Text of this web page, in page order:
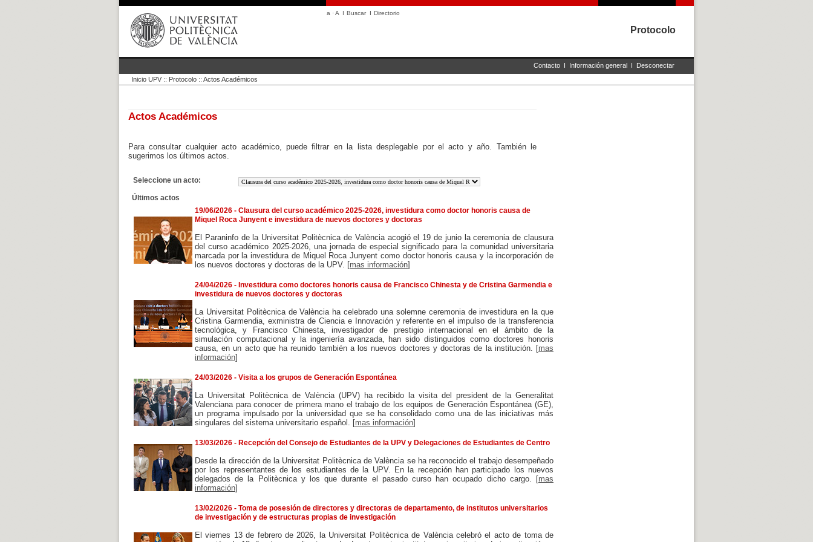
a ·A I BuscarI Directorio
Protocolo
Contacto I Información general I Desconectar
Inicio UPV :: Protocolo :: Actos Académicos
Actos Académicos
Para consultar cualquier acto académico, puede filtrar en la lista desplegable por el acto y año. También le
sugerimos los últimos actos.
Seleccione un acto:
Últimos actos
19/06/2026 - Clausura del curso académico 2025-2026, investidura como doctor honoris causa de
Miquel Roca Junyent e investidura de nuevos doctores y doctoras
El Paraninfo de la Universitat Politècnica de València acogió el 19 de junio la ceremonia de clausura
del curso académico 2025-2026, una jornada de especial significado para la comunidad universitaria
marcada por la investidura de Miquel Roca Junyent como doctor honoris causa y la incorporación de
los nuevos doctores y doctoras de la UPV. [mas información]
24/04/2026 - Investidura como doctores honoris causa de Francisco Chinesta y de Cristina Garmendia e
investidura de nuevos doctores y doctoras
La Universitat Politècnica de València ha celebrado una solemne ceremonia de investidura en la que
Cristina Garmendia, exministra de Ciencia e Innovación y referente en el impulso de la transferencia
tecnológica, y Francisco Chinesta, investigador de prestigio internacional en el ámbito de la
simulación computacional y la ingeniería avanzada, han sido distinguidos como doctores honoris
causa, en un acto que ha reunido también a los nuevos doctores y doctoras de la institución. [mas
información]
24/03/2026 - Visita a los grupos de Generación Espontánea
La Universitat Politècnica de València (UPV) ha recibido la visita del president de la Generalitat
Valenciana para conocer de primera mano el trabajo de los equipos de Generación Espontánea (GE),
un programa impulsado por la universidad que se ha consolidado como una de las iniciativas más
singulares del sistema universitario español. [mas información]
13/03/2026 - Recepción del Consejo de Estudiantes de la UPV y Delegaciones de Estudiantes de Centro
Desde la dirección de la Universitat Politècnica de València se ha reconocido el trabajo desempeñado
por los representantes de los estudiantes de la UPV. En la recepción han participado los nuevos
delegados de la Politècnica y los que durante el pasado curso han ocupado dicho cargo. [mas
información]
13/02/2026 - Toma de posesión de directores y directoras de departamento, de institutos universitarios
de investigación y de estructuras propias de investigación
El viernes 13 de febrero de 2026, la Universitat Politècnica de València celebró el acto de toma de